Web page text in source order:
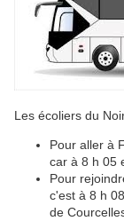
Les écoliers du
Pour aller à
car à 8 h 05
Pour
c'est à 8 h
de